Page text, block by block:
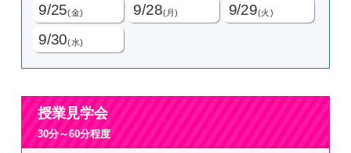
9/25(金) 9/28(月) 9/29(火)
9/30(水)
授業見学会
30分～60分程度